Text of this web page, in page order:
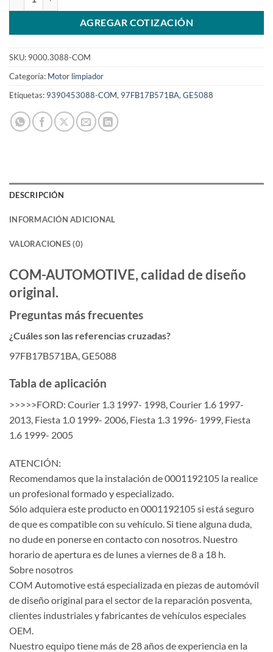
AGREGAR COTIZACIÓN
SKU: 9000.3088-COM
Categoría: Motor limpiador
Etiquetas: 9390453088-COM, 97FB17B571BA, GE5088
DESCRIPCIÓN
INFORMACIÓN ADICIONAL
VALORACIONES (0)
COM-AUTOMOTIVE, calidad de diseño
original.
Preguntas más frecuentes
¿Cuáles son las referencias cruzadas?
97FB17B571BA, GE5088
Tabla de aplicación
>>>>>FORD: Courier 1.3 1997- 1998, Courier 1.6 1997-
2013, Fiesta 1.0 1999- 2006, Fiesta 1.3 1996- 1999, Fiesta
1.6 1999- 2005
ATENCIÓN:
Recomendamos que la instalación de 0001192105 la realice
un profesional formado y especializado.
Sólo adquiera este producto en 0001192105 si está seguro
de que es compatible con su vehículo. Si tiene alguna duda,
no dude en ponerse en contacto con nosotros. Nuestro
horario de apertura es de lunes a viernes de 8 a 18 h.
Sobre nosotros
COM Automotive está especializada en piezas de automóvil
de diseño original para el sector de la reparación posventa,
clientes industriales y fabricantes de vehículos especiales
OEM.
Nuestro equipo tiene más de 28 años de experiencia en la